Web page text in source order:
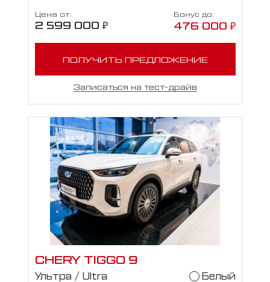
Цена от:
2 599 000 ₽
Бонус до:
476 000 ₽
ПОЛУЧИТЬ ПРЕДЛОЖЕНИЕ
Записаться на тест-драйв
CHERY TIGGO 9
Ультра / Ultra Белый